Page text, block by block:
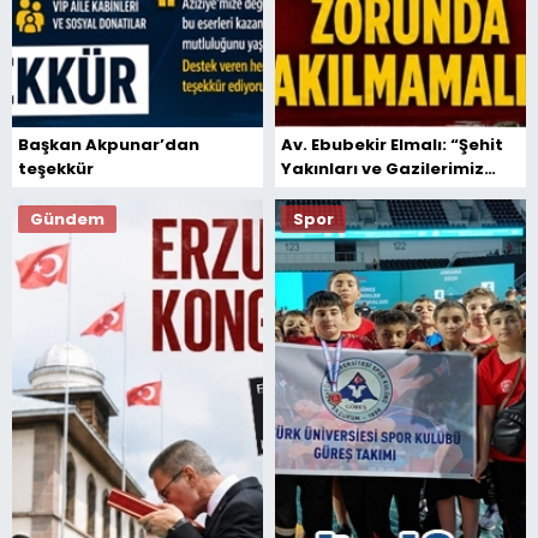
Başkan Akpunar’dan
teşekkür
Av. Ebubekir Elmalı: “Şehit
Yakınları ve Gazilerimiz
Bırakılmamalıdır”
Gündem Spor